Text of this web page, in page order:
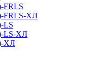
FRLS-ХЛ
LS
LS-ХЛ
ХЛ